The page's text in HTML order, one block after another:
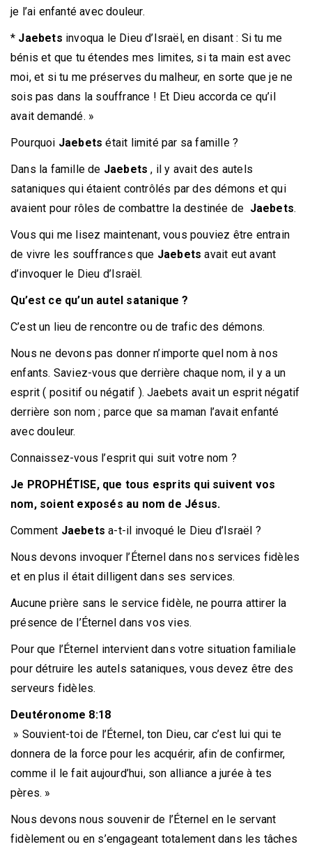
je l’ai enfanté avec douleur.
* Jaebets invoqua le Dieu d’Israël, en disant : Si tu me
bénis et que tu étendes mes limites, si ta main est avec
moi, et si tu me préserves du malheur, en sorte que je ne
sois pas dans la souffrance ! Et Dieu accorda ce qu’il
avait demandé. »
Pourquoi Jaebets était limité par sa famille ?
Dans la famille de Jaebets , il y avait des autels
sataniques qui étaient contrôlés par des démons et qui
avaient pour rôles de combattre la destinée de Jaebets.
Vous qui me lisez maintenant, vous pouviez être entrain
de vivre les souffrances que Jaebets avait eut avant
d’invoquer le Dieu d’Israël.
Qu’est ce qu’un autel satanique ?
C’est un lieu de rencontre ou de trafic des démons.
Nous ne devons pas donner n’importe quel nom à nos
enfants. Saviez-vous que derrière chaque nom, il y a un
esprit ( positif ou négatif ). Jaebets avait un esprit négatif
derrière son nom ; parce que sa maman l’avait enfanté
avec douleur.
Connaissez-vous l’esprit qui suit votre nom ?
Je PROPHÉTISE, que tous esprits qui suivent vos
nom, soient exposés au nom de Jésus.
Comment Jaebets a-t-il invoqué le Dieu d’Israël ?
Nous devons invoquer l’Éternel dans nos services fidèles
et en plus il était dilligent dans ses services.
Aucune prière sans le service fidèle, ne pourra attirer la
présence de l’Éternel dans vos vies.
Pour que l’Éternel intervient dans votre situation familiale
pour détruire les autels sataniques, vous devez être des
serveurs fidèles.
Deutéronome 8:18
» Souvient-toi de l’Éternel, ton Dieu, car c’est lui qui te
donnera de la force pour les acquérir, afin de confirmer,
comme il le fait aujourd’hui, son alliance a jurée à tes
pères. »
Nous devons nous souvenir de l’Éternel en le servant
fidèlement ou en s’engageant totalement dans les tâches